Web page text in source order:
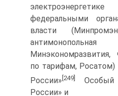
федеральными
власти
Минэкономразвития,
по тарифам,
России» [249]
Особый
России» и